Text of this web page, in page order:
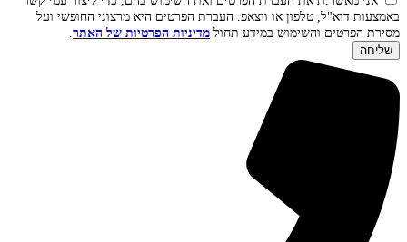
באמצעות דוא"ל, טלפון או ווצאפ. העברת הפרטים היא מרצוני החופשי ועל
מסירת הפרטים והשימוש במידע תחול מדיניות הפרטיות של האתר
שליחה